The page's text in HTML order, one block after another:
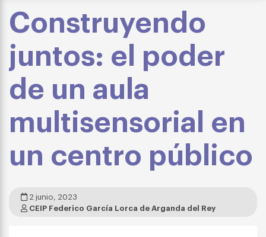
Construyendo
juntos: el poder
de un aula
multisensorial en
un centro público
2 junio, 2023
CEIP Federico García Lorca de Arganda del Rey